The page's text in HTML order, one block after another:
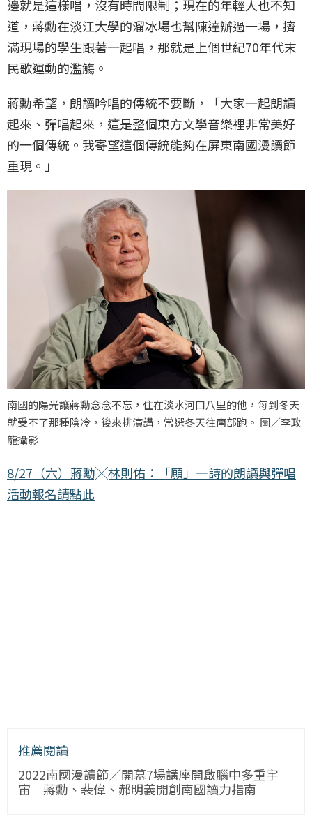
邊就是這樣唱，沒有時間限制；現在的年輕人也不知
道，蔣勳在淡江大學的溜冰場也幫陳達辦過一場，擠
滿現場的學生跟著一起唱，那就是上個世紀70年代末
民歌運動的濫觴。
蔣勳希望，朗讀吟唱的傳統不要斷，「大家一起朗讀
起來、彈唱起來，這是整個東方文學音樂裡非常美好
的一個傳統。我寄望這個傳統能夠在屏東南國漫讀節
重現。」
南國的陽光讓蔣勳念念不忘，住在淡水河口八里的他，每到冬天
就受不了那種陰冷，後來排演講，常選冬天往南部跑。 圖／李政
龍攝影
8/27（六）蔣勳╳林則佑：「願」—詩的朗讀與彈唱
活動報名請點此
推薦閱讀
2022南國漫讀節／開幕7場講座開啟腦中多重宇
宙 蔣勳、裴偉、郝明義開創南國讀力指南